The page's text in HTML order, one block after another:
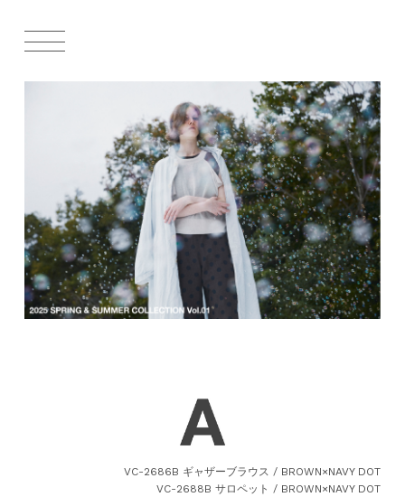
VC-2686B ギャザーブラウス / BROWN×NAVY DOT
VC-2688B サロペット / BROWN×NAVY DOT